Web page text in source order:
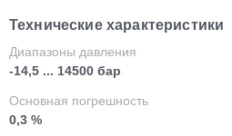
Технические характеристики
Диапазоны давления
-14,5 ... 14500 бар
Основная погрешность
0,3 %